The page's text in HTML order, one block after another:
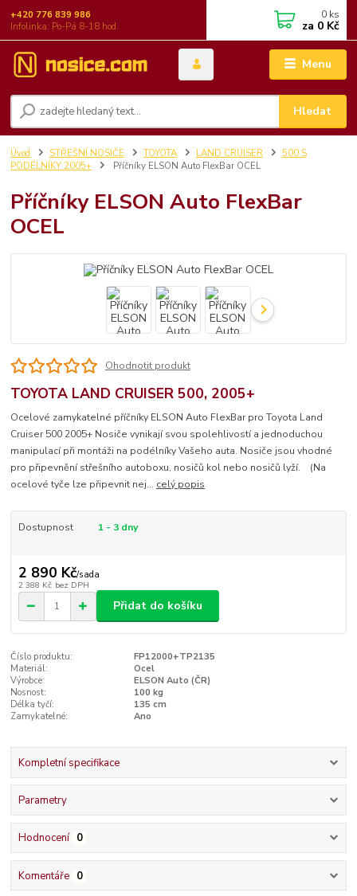
Menu
Hledat
+420 776 839 986
Infolinka: Po-Pá 8-18 hod.
0 ks
za 0 Kč
Úvod STŘEŠNÍ NOSIČE TOYOTA LAND CRUISER
500 S
PODÉLNÍKY 2005+
Příčníky ELSON Auto FlexBar OCEL
Příčníky ELSON Auto FlexBar
OCEL
Ohodnotit produkt
TOYOTA LAND CRUISER 500, 2005+
Ocelové zamykatelné příčníky ELSON Auto FlexBar pro Toyota Land
Cruiser 500 2005+ Nosiče vynikají svou spolehlivostí a jednoduchou
manipulací při montáži na podélníky Vašeho auta. Nosiče jsou vhodné
pro připevnění střešního autoboxu, nosičů kol nebo nosičů lyží. (Na
ocelové tyče lze připevnit nej... celý popis
Dostupnost 1 - 3 dny
2 890 Kč/sada
2 388 Kč bez DPH
Přidat do košíku
Číslo produktu:
FP12000+TP2135
Materiál:
Ocel
Výrobce:
ELSON Auto (ČR)
Nosnost:
100 kg
Délka tyčí:
135 cm
Zamykatelné:
Ano
Kompletní specifikace
Parametry
Hodnocení 0
Komentáře 0